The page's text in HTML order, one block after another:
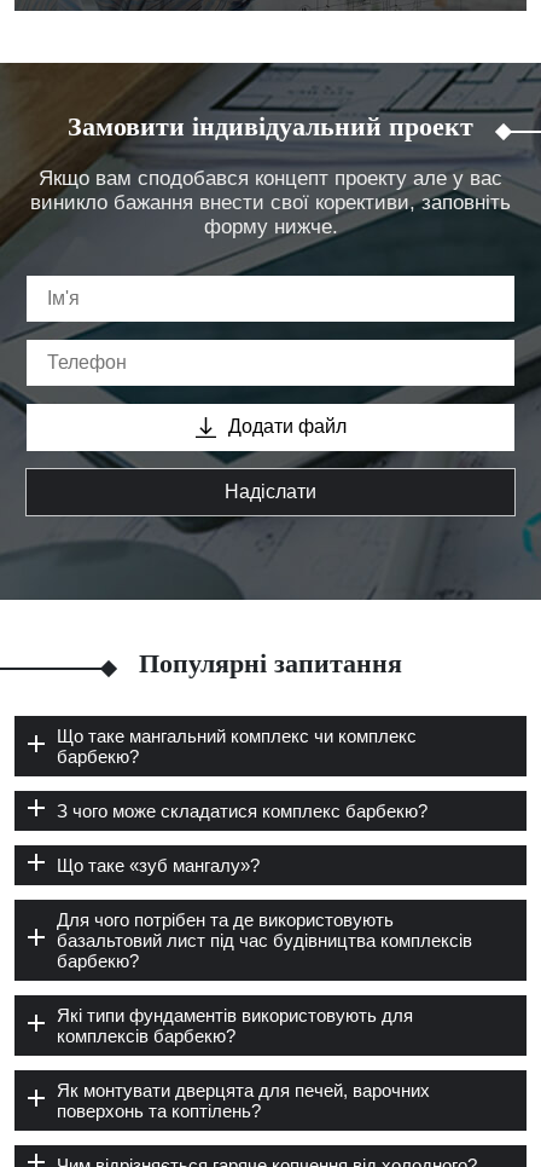
Замовити індивідуальний проект
Якщо вам сподобався концепт проекту але у вас
виникло бажання внести свої корективи, заповніть
форму нижче.
Додати файл
Надіслати
Популярні запитання
Що таке мангальний комплекс чи комплекс
барбекю?
З чого може складатися комплекс барбекю?
Що таке «зуб мангалу»?
Для чого потрібен та де використовують
базальтовий лист під час будівництва комплексів
барбекю?
Які типи фундаментів використовують для
комплексів барбекю?
Як монтувати дверцята для печей, варочних
поверхонь та коптілень?